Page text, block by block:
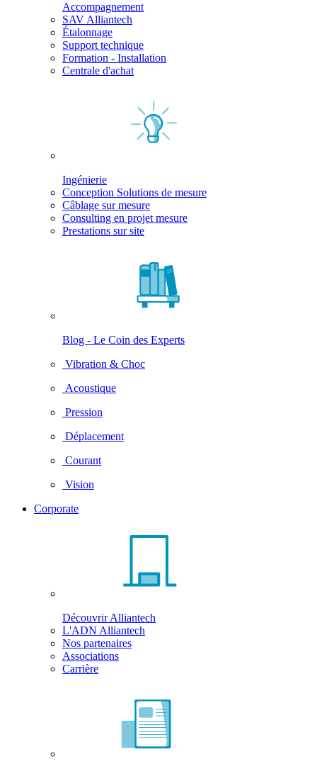
Accompagnement
SAV Alliantech
Étalonnage
Support technique
Formation - Installation
Centrale d'achat
Ingénierie
Conception Solutions de mesure
Câblage sur mesure
Consulting en projet mesure
Prestations sur site
Blog - Le Coin des Experts
Vibration & Choc
Acoustique
Pression
Déplacement
Courant
Vision
Corporate
Découvrir Alliantech
L'ADN Alliantech
Nos partenaires
Associations
Carrière